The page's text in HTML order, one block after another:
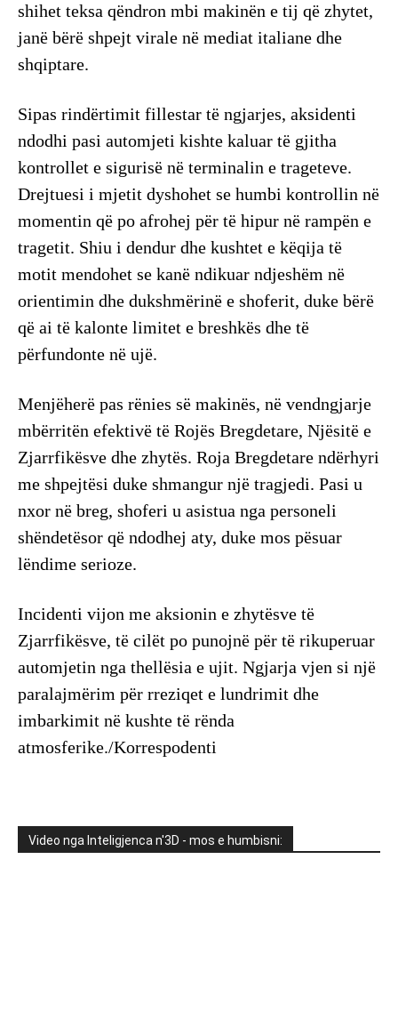
shihet teksa qëndron mbi makinën e tij që zhytet,
janë bërë shpejt virale në mediat italiane dhe
shqiptare.
​Sipas rindërtimit fillestar të ngjarjes, aksidenti
ndodhi pasi automjeti kishte kaluar të gjitha
kontrollet e sigurisë në terminalin e trageteve.
Drejtuesi i mjetit dyshohet se humbi kontrollin në
momentin që po afrohej për të hipur në rampën e
tragetit. Shiu i dendur dhe kushtet e këqija të
motit mendohet se kanë ndikuar ndjeshëm në
orientimin dhe dukshmërinë e shoferit, duke bërë
që ai të kalonte limitet e breshkës dhe të
përfundonte në ujë.
​Menjëherë pas rënies së makinës, në vendngjarje
mbërritën efektivë të Rojës Bregdetare, Njësitë e
Zjarrfikësve dhe zhytës. Roja Bregdetare ndërhyri
me shpejtësi duke shmangur një tragjedi. Pasi u
nxor në breg, shoferi u asistua nga personeli
shëndetësor që ndodhej aty, duke mos pësuar
lëndime serioze.
Incidenti vijon me aksionin e zhytësve të
Zjarrfikësve, të cilët po punojnë për të rikuperuar
automjetin nga thellësia e ujit. Ngjarja vjen si një
paralajmërim për rreziqet e lundrimit dhe
imbarkimit në kushte të rënda
atmosferike./Korrespodenti
Video nga Inteligjenca n'3D - mos e humbisni: